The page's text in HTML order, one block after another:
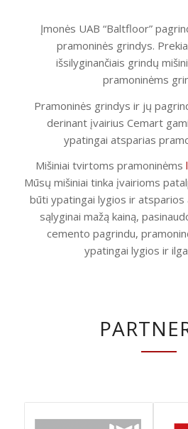
Įmonės UAB “Baltfloor”
pramoninės grindys.
išsilyginančiais grindų
pramoninėms
Pramoninės grindys ir jų
derinant įvairius Cemart
ypatingai atsparias
Mišiniai tvirtoms pramoninėms
Mūsų mišiniai tinka įvairioms
būti ypatingai lygios ir atsparios
sąlyginai mažą kainą,
cemento pagrindu,
ypatingai lygios ir